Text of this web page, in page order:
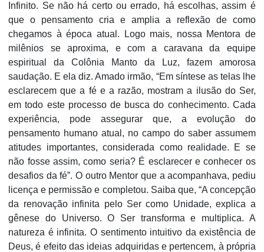
Infinito. Se não há certo ou errado, há escolhas, assim é
que o pensamento cria e amplia a reflexão de como
chegamos à época atual. Logo mais, nossa Mentora de
milênios se aproxima, e com a caravana da equipe
espiritual da Colônia Manto da Luz, fazem amorosa
saudação. E ela diz. Amado irmão, “Em síntese as telas lhe
esclarecem que a fé e a razão, mostram a ilusão do Ser,
em todo este processo de busca do conhecimento. Cada
experiência, pode assegurar que, a evolução do
pensamento humano atual, no campo do saber assumem
atitudes importantes, considerada como realidade. E se
não fosse assim, como seria? É esclarecer e conhecer os
desafios da fé”. O outro Mentor que a acompanhava, pediu
licença e permissão e completou. Saiba que, “A concepção
da renovação infinita pelo Ser como Unidade, explica a
gênese do Universo. O Ser transforma e multiplica. A
natureza é infinita. O sentimento intuitivo da existência de
Deus, é efeito das ideias adquiridas e pertencem, à própria